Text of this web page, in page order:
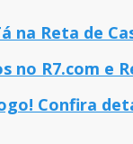
na Reta de
no R7.com e
Confira